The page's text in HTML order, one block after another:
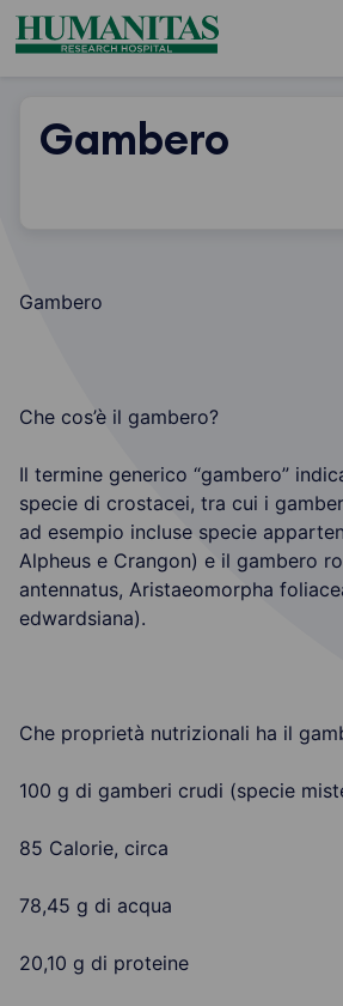
Skip
to
Gambero
Gambero
Che cos’è il gambero?
Il termine generico “gambero”
specie di crostacei, tra cui i
ad esempio incluse specie
Alpheus e Crangon) e il gambero
antennatus, Aristaeomorpha
edwardsiana).
Che proprietà nutrizionali ha il
100 g di gamberi crudi (specie
85 Calorie, circa
78,45 g di acqua
20,10 g di proteine